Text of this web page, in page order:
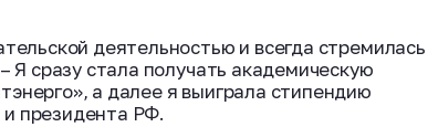
деятельностью и всегда стремилась
Я сразу стала получать академическую
а далее я выиграла стипендию
президента РФ.